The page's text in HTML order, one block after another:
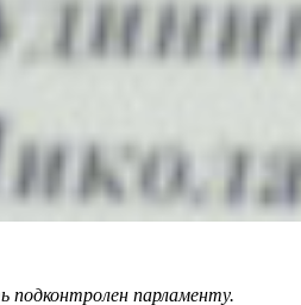
парламенту.